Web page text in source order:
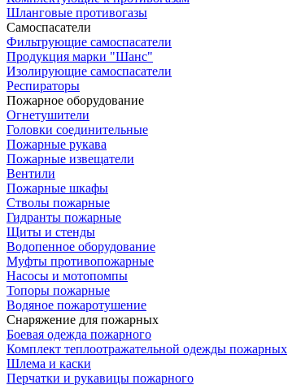
Шланговые противогазы
Самоспасатели
Фильтрующие самоспасатели
Продукция марки "Шанс"
Изолирующие самоспасатели
Респираторы
Пожарное оборудование
Огнетушители
Головки соединительные
Пожарные рукава
Пожарные извещатели
Вентили
Пожарные шкафы
Стволы пожарные
Гидранты пожарные
Щиты и стенды
Водопенное оборудование
Муфты противопожарные
Насосы и мотопомпы
Топоры пожарные
Водяное пожаротушение
Снаряжение для пожарных
Боевая одежда пожарного
Комплект теплоотражательной одежды пожарных
Шлема и каски
Перчатки и рукавицы пожарного